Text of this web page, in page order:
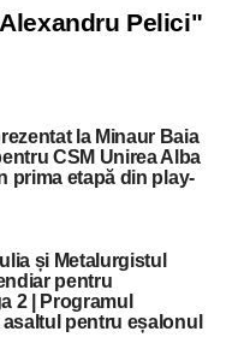
Pelici"
la Minaur Baia
CSM Unirea Alba
prima etapă din play-
și Metalurgistul
pentru
2 | Programul
pentru eșalonul